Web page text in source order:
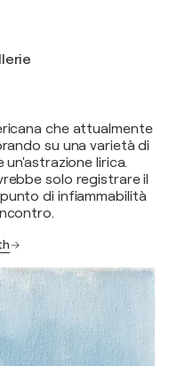
che attualmente
su una varietà di
un'astrazione lirica.
solo registrare il
di infiammabilità